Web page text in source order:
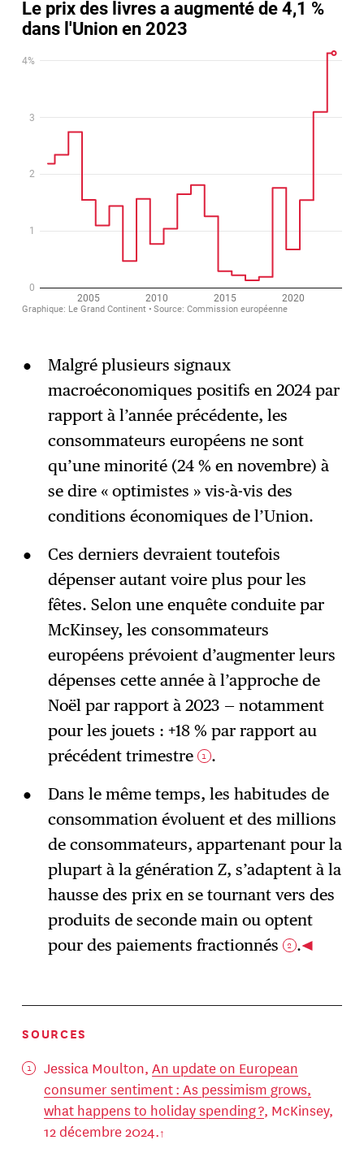
Malgré plusieurs signaux
macroéconomiques positifs en 2024 par
rapport à l’année précédente, les
consommateurs européens ne sont
qu’une minorité (24 % en novembre) à
se dire « optimistes » vis-à-vis des
conditions économiques de l’Union.
Ces derniers devraient toutefois
dépenser autant voire plus pour les
fêtes. Selon une enquête conduite par
McKinsey, les consommateurs
européens prévoient d’augmenter leurs
dépenses cette année à l’approche de
Noël par rapport à 2023 — notamment
pour les jouets : +18 % par rapport au
précédent trimestre
1 .
Dans le même temps, les habitudes de
consommation évoluent et des millions
de consommateurs, appartenant pour la
plupart à la génération Z, s’adaptent à la
hausse des prix en se tournant vers des
produits de seconde main ou optent
pour des paiements fractionnés
2 .
SOURCES
Jessica Moulton, An update on European
consumer sentiment : As pessimism grows,
what happens to holiday spending ?, McKinsey,
12 décembre 2024.